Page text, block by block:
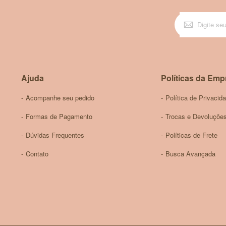
Ajuda
Acompanhe seu pedido
Formas de Pagamento
Dúvidas Frequentes
Contato
Políticas da
Política de
Trocas e Devoluções
Políticas de Frete
Busca Avançada